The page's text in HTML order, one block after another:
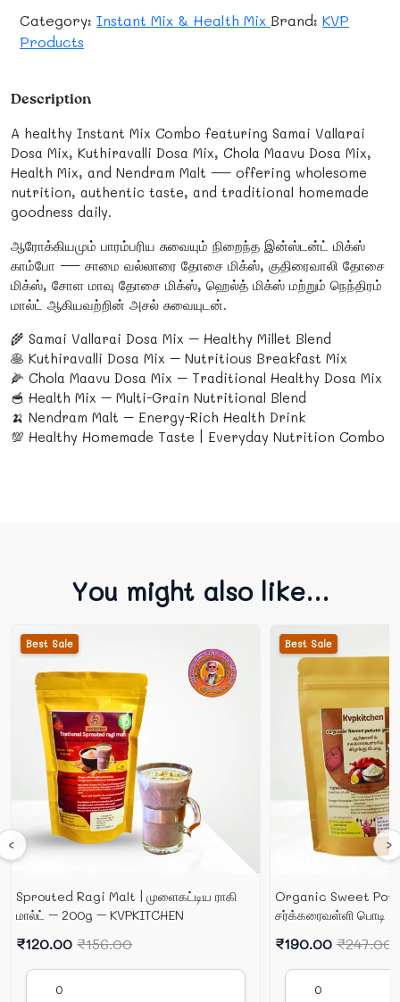
Category: Instant Mix & Health Mix Brand: KVP
Products
Description
A healthy Instant Mix Combo featuring Samai Vallarai
Dosa Mix, Kuthiravalli Dosa Mix, Chola Maavu Dosa Mix,
Health Mix, and Nendram Malt — offering wholesome
nutrition, authentic taste, and traditional homemade
goodness daily.
ஆரோக்கியமும் பாரம்பரிய சுவையும் நிறைந்த இன்ஸ்டன்ட் மிக்ஸ்
காம்போ — சாமை வல்லாரை தோசை மிக்ஸ், குதிரைவாலி தோசை
மிக்ஸ், சோள மாவு தோசை மிக்ஸ், ஹெல்த் மிக்ஸ் மற்றும் நெந்திரம்
மால்ட் ஆகியவற்றின் அசல் சுவையுடன்.
🌾 Samai Vallarai Dosa Mix – Healthy Millet Blend
🥞 Kuthiravalli Dosa Mix – Nutritious Breakfast Mix
🌽 Chola Maavu Dosa Mix – Traditional Healthy Dosa Mix
🥣 Health Mix – Multi-Grain Nutritional Blend
🍌 Nendram Malt – Energy-Rich Health Drink
💯 Healthy Homemade Taste | Everyday Nutrition Combo
You might also like...
Best Sale
Sprouted Ragi Malt | முளைகட்டிய ராகி
மால்ட் – 200g – KVPKITCHEN
₹120.00 ₹156.00
Best Sale
Organic Sweet
சர்க்கரைவள்ளி பொடி
₹190.00 ₹247.00
‹ ›